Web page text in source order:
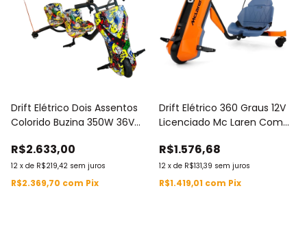
Drift Elétrico Dois Assentos
Colorido Buzina 350W 36V
- BW390C
R$2.633,00
12 x de R$219,42 sem juros
R$2.369,70 com Pix
Drift Elétrico 360 Graus 12V
Licenciado Mc Laren Com
R$1.576,68
12 x de R$131,39 sem juros
R$1.419,01 com Pix